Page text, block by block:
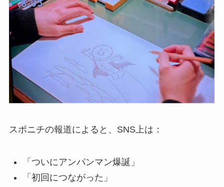
スポニチの報道によると、SNS上は：
「ついにアンパンマン爆誕」
「初回につながった」